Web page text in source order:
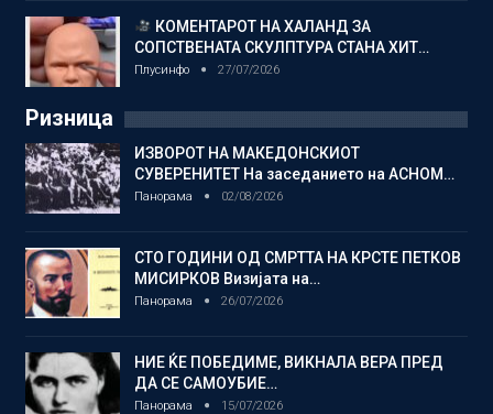
КОМЕНТАРОТ НА ХАЛАНД ЗА
СОПСТВЕНАТА СКУЛПТУРА СТАНА ХИТ…
Плусинфо 27/07/2026
Ризница
ИЗВОРОТ НА МАКЕДОНСКИОТ
СУВЕРЕНИТЕТ На заседанието на АСНОМ…
Панорама 02/08/2026
СТО ГОДИНИ ОД СМРТТА НА КРСТЕ ПЕТКОВ
МИСИРКОВ Визијата на…
Панорама 26/07/2026
НИЕ ЌЕ ПОБЕДИМЕ, ВИКНАЛА ВЕРА ПРЕД
ДА СЕ САМОУБИЕ…
Панорама 15/07/2026